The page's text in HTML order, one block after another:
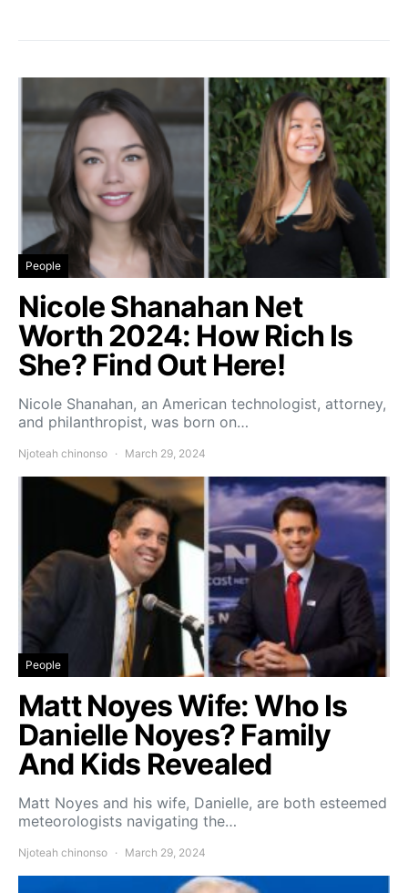
People
Nicole Shanahan Net
Worth 2024: How Rich Is
She? Find Out Here!
Nicole Shanahan, an American technologist, attorney,
and philanthropist, was born on…
Njoteah chinonso March 29, 2024
People
Matt Noyes Wife: Who Is
Danielle Noyes? Family
And Kids Revealed
Matt Noyes and his wife, Danielle, are both esteemed
meteorologists navigating the…
Njoteah chinonso March 29, 2024